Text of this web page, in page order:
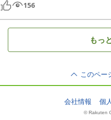
156
もっ
このペー
会社情報 個
© Rakuten